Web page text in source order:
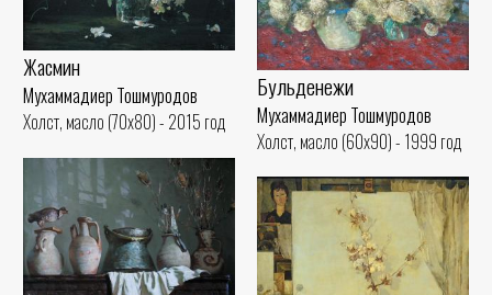
Жасмин
Мухаммадиер Тошмуродов
Холст, масло (70x80) - 2015 год
Бульденежи
Мухаммадиер Тошмуродов
Холст, масло (60x90) - 1999 год